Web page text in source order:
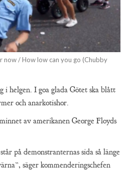
now / How low can you go (Chubby
i helgen. I goa glada Götet ska blått
och anarkotishor.
av amerikanen George Floyds
på demonstranternas sida så länge
säger kommenderingschefen